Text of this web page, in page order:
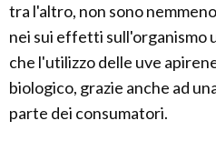
tra l'altro, non sono
nei sui effetti sull'organismo
che l'utilizzo delle uve
biologico, grazie anche ad
parte dei consumatori.